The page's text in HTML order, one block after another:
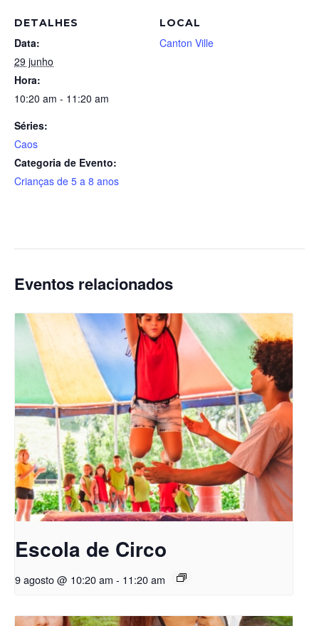
DETALHES
Data:
29 junho
Hora:
10:20 am - 11:20 am
Séries:
Caos
Categoria de Evento:
Crianças de 5 a 8 anos
LOCAL
Canton Ville
Eventos relacionados
Escola de Circo
9 agosto @ 10:20 am - 11:20 am